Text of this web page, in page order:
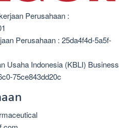
Perusahaan :
Perusahaan : 25da4f4d-5a5f-
Usaha Indonesia (KBLI) Business
75ce843dd20c